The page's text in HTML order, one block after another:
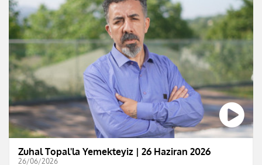
Zuhal Topal'la Yemekteyiz | 26 Haziran 2026
26/06/2026